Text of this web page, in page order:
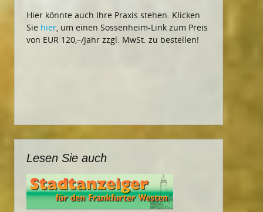
Hier könnte auch Ihre Praxis stehen. Klicken
Sie hier, um einen Sossenheim-Link zum Preis
von EUR 120,–/Jahr zzgl. MwSt. zu bestellen!
Lesen Sie auch